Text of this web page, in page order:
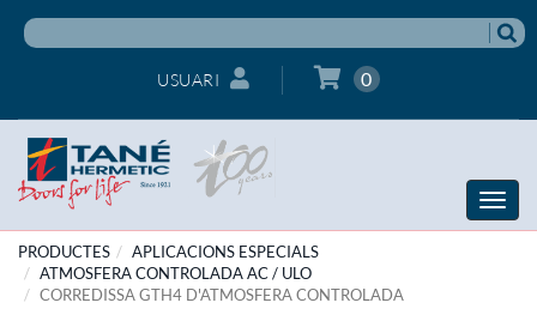
USUARI 0
Toggle
PRODUCTES
APLICACIONS ESPECIALS
ATMOSFERA CONTROLADA AC / ULO
CORREDISSA GTH4 D'ATMOSFERA CONTROLADA